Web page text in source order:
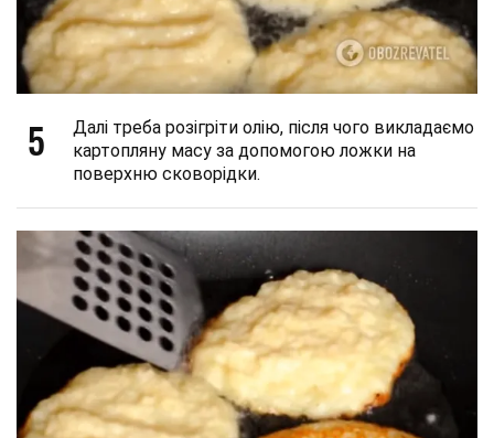
5
Далі треба розігріти олію, після чого викладаємо
картопляну масу за допомогою ложки на
поверхню сковорідки.